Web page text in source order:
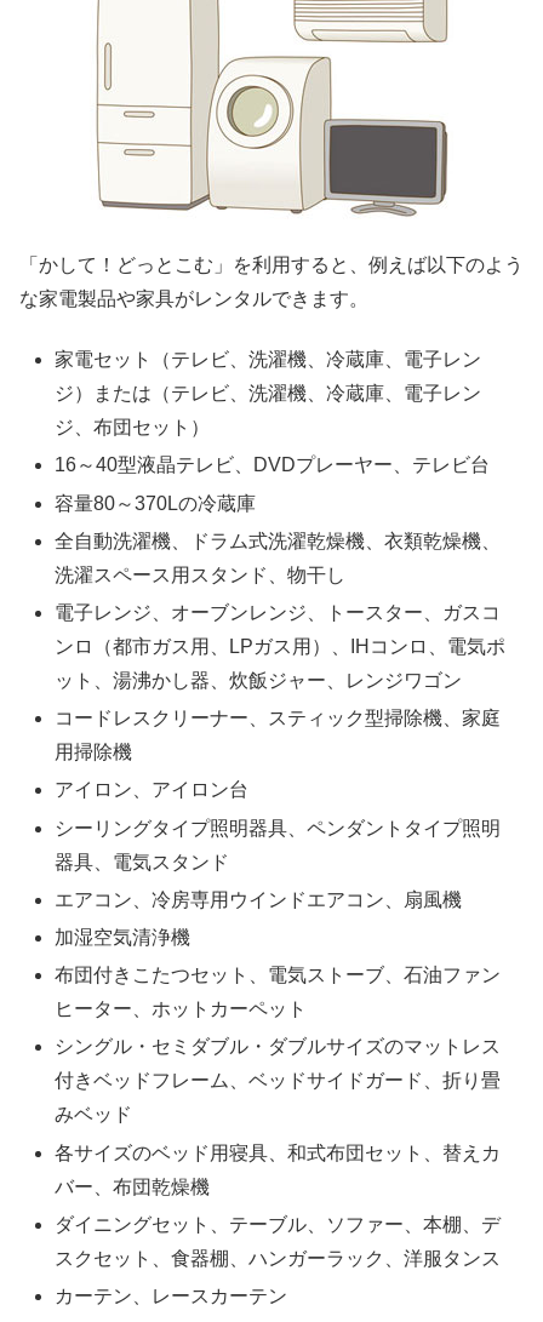
「かして！どっとこむ」を利用すると、例えば以下のよう
な家電製品や家具がレンタルできます。
家電セット（テレビ、洗濯機、冷蔵庫、電子レン
ジ）または（テレビ、洗濯機、冷蔵庫、電子レン
ジ、布団セット）
16～40型液晶テレビ、DVDプレーヤー、テレビ台
容量80～370Lの冷蔵庫
全自動洗濯機、ドラム式洗濯乾燥機、衣類乾燥機、
洗濯スペース用スタンド、物干し
電子レンジ、オーブンレンジ、トースター、ガスコ
ンロ（都市ガス用、LPガス用）、IHコンロ、電気ポ
ット、湯沸かし器、炊飯ジャー、レンジワゴン
コードレスクリーナー、スティック型掃除機、家庭
用掃除機
アイロン、アイロン台
シーリングタイプ照明器具、ペンダントタイプ照明
器具、電気スタンド
エアコン、冷房専用ウインドエアコン、扇風機
加湿空気清浄機
布団付きこたつセット、電気ストーブ、石油ファン
ヒーター、ホットカーペット
シングル・セミダブル・ダブルサイズのマットレス
付きベッドフレーム、ベッドサイドガード、折り畳
みベッド
各サイズのベッド用寝具、和式布団セット、替えカ
バー、布団乾燥機
ダイニングセット、テーブル、ソファー、本棚、デ
スクセット、食器棚、ハンガーラック、洋服タンス
カーテン、レースカーテン